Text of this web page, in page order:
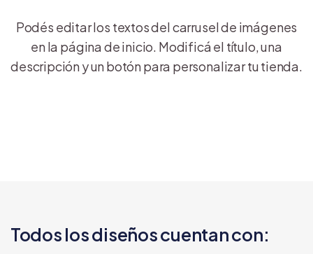
Podés editar los textos del carrusel de imágenes
en la página de inicio. Modificá el título, una
descripción y un botón para personalizar tu tienda.
Todos los diseños cuentan con: